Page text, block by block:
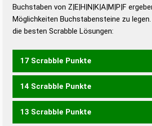
Duden – Die
Duden – Deutsches
Universalwörterbuch
Buchstaben von Z|E|H|N|K|A|M|P|F
Möglichkeiten Buchstabensteine zu
die besten Scrabble Lösungen:
17 Scrabble Punkte
KAMPFE
14 Scrabble Punkte
ZAPFEN
13 Scrabble Punkte